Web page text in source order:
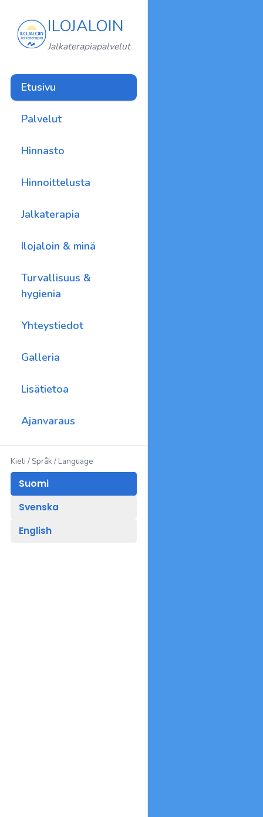
ILOJALOIN
Jalkaterapiapalvelut
Etusivu
Palvelut
Hinnasto
Hinnoittelusta
Jalkaterapia
Ilojaloin & minä
Turvallisuus &
hygienia
Yhteystiedot
Galleria
Lisätietoa
Ajanvaraus
Kieli / Språk / Language
Suomi
Svenska
English